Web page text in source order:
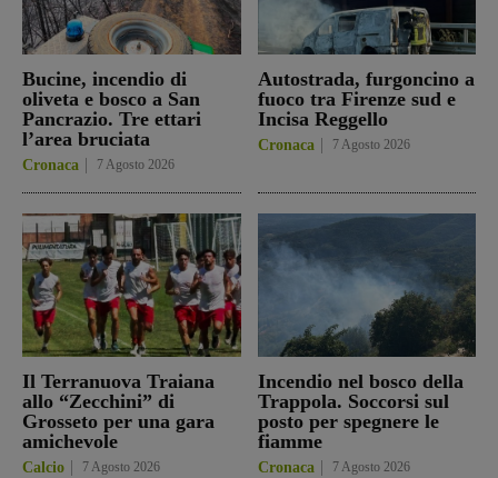
Bucine, incendio di
oliveta e bosco a San
Pancrazio. Tre ettari
l’area bruciata
Cronaca 7 Agosto 2026
Autostrada, furgoncino a
fuoco tra Firenze sud e
Incisa Reggello
Cronaca 7 Agosto 2026
Il Terranuova Traiana
allo “Zecchini” di
Grosseto per una gara
amichevole
Calcio 7 Agosto 2026
Incendio nel bosco della
Trappola. Soccorsi sul
posto per spegnere le
fiamme
Cronaca 7 Agosto 2026